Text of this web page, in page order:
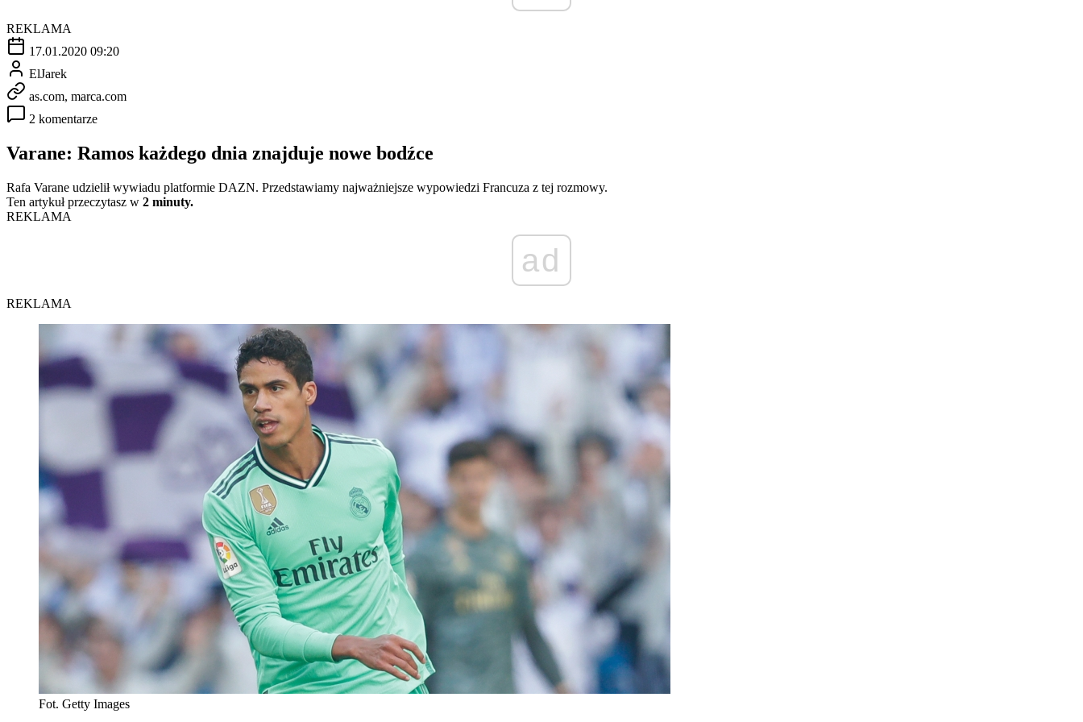
REKLAMA
17.01.2020 09:20
ElJarek
as.com, marca.com
2 komentarze
Varane: Ramos każdego dnia znajduje nowe bodźce
Rafa Varane udzielił wywiadu platformie DAZN. Przedstawiamy najważniejsze wypowiedzi Francuza z tej rozmowy.
Ten artykuł przeczytasz w 2 minuty.
REKLAMA
ad
REKLAMA
Fot. Getty Images